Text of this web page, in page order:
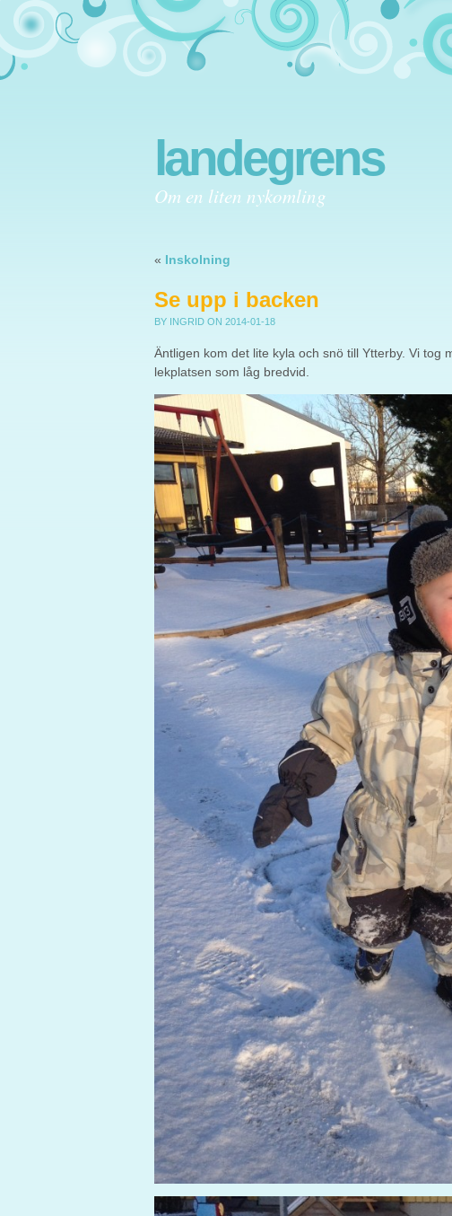
landegrens
Om en liten nykomling
« Inskolning
Se upp i backen
BY INGRID ON 2014-01-18
Äntligen kom det lite kyla och snö till Ytterby. Vi tog
lekplatsen som låg bredvid.